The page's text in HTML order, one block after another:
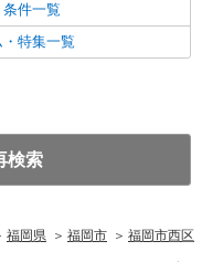
件一覧
・特集一覧
検索
福岡県 福岡市 福岡市西区